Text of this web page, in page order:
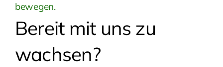
bewegen.
Bereit mit uns zu
wachsen?